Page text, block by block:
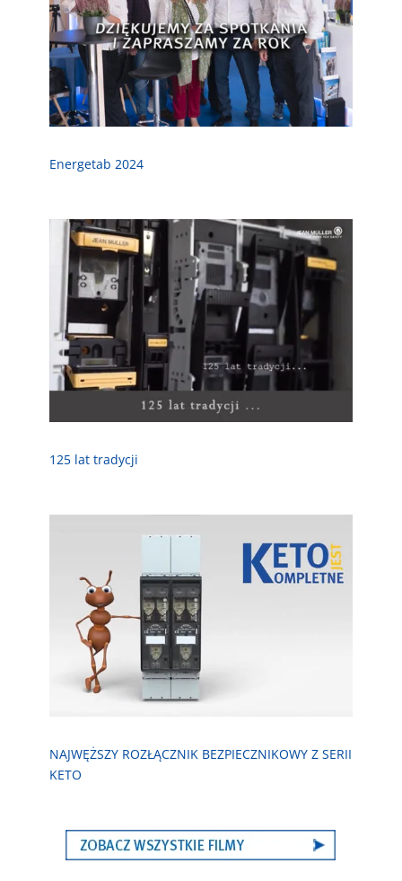
Energetab 2024
125 lat tradycji
NAJWĘŻSZY ROZŁĄCZNIK BEZPIECZNIKOWY Z SERII
KETO